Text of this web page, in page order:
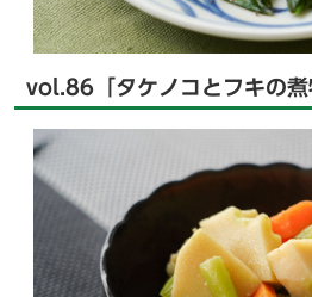
vol.86「タケノコとフキの煮